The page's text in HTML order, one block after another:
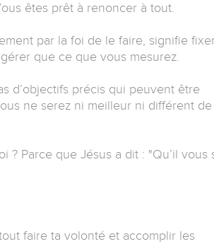
êtes prêt à renoncer à tout.
par la foi de le faire, signifie
que ce que vous mesurez.
d’objectifs précis qui peuvent être
ne serez ni meilleur ni différent
? Parce que Jésus a dit : "Qu’il vous
faire ta volonté et accomplir les